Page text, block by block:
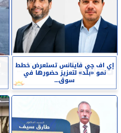
إي اف چي فاينانس تستعرض خطط
نمو «بلد» لتعزيز حضورها في
سوق...